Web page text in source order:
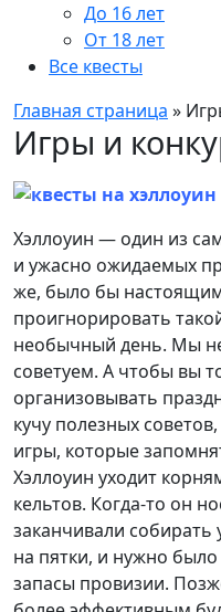
До 16 лет
От 18 лет
Все квесты
Главная страница »
Игры и
Хэллоуин — один из
и ужасно ожидаемых
же, было бы настоящим
проигнорировать
необычный день. Мы
советуем. А чтобы вы
организовывать
кучу полезных
игры, которые
Хэллоуин уходит
кельтов. Когда-то он
заканчивали собирать
на пятки, и нужно
запасы провизии.